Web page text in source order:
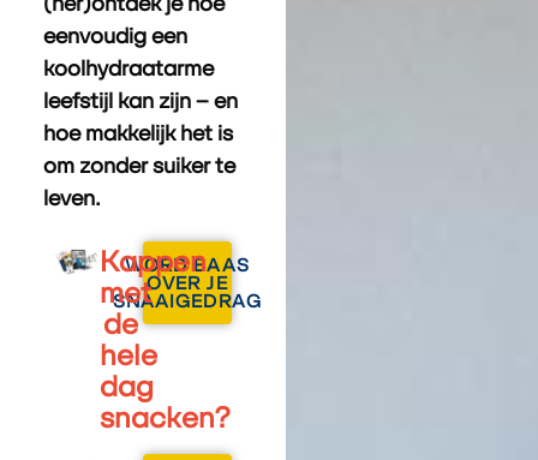
eenvoudig een
koolhydraatarme
leefstijl kan zijn – en
hoe makkelijk het is
om zonder suiker te
leven.
WORD BAAS
OVER JE
SNAAIGEDRAG
Kappen
met
de
hele
dag
snacken?